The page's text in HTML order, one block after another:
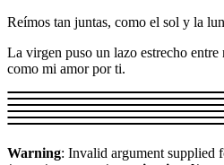
Reímos tan juntas, como el sol y la
La virgen puso un lazo estrecho entre
como mi amor por ti.
Warning: Invalid argument supplied